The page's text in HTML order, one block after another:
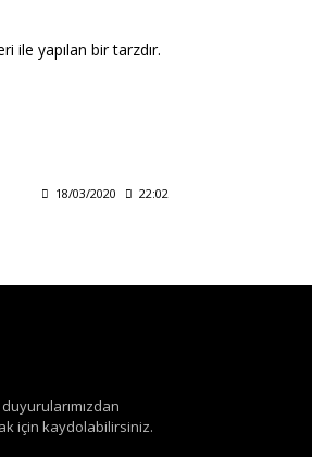
ile yapılan bir tarzdır.
18/03/2020 22:02
için kaydolabilirsiniz.